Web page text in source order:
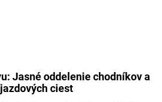
Jasné oddelenie chodníkov a
ciest